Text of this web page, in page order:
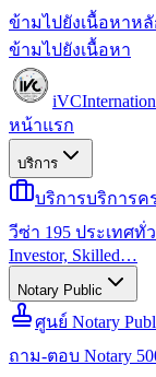
ข้ามไปยังเนื้อหาห
ข้ามไปยังเนื้อหา
iVC
หน้าแรก
บริการ
บริการบริการค
วีซ่า 195 ประเทศทั่
Investor, Skilled…
Notary Public
ศูนย์ Notary
ถาม-ตอบ Notary